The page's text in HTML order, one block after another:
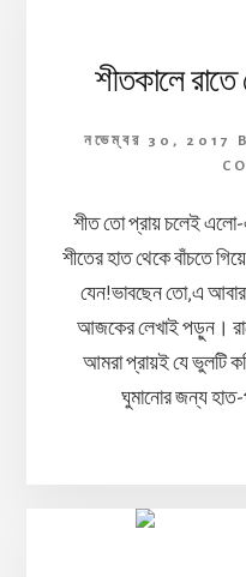
শীতকালে
নভেম্বর 30, 2017
শীত তো প্রায় চলেই এলো-
শীতের হাত থেকে বাঁচতে
যেন!ভাবছেন তো,এ আবার
আজকের লেখাই পড়ুন।
আমরা প্রায়ই যে ভুলটি
ঘুমানোর জন্য হাত-